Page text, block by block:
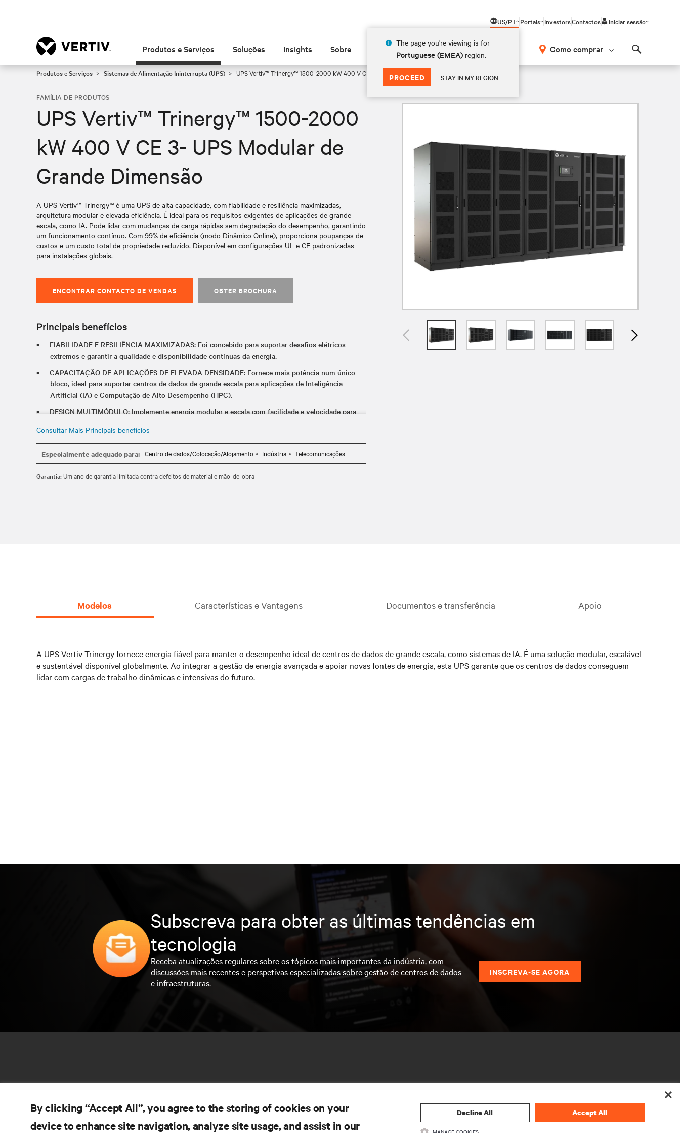
US/PT
The page you're viewing is for
Portuguese (EMEA) region.
PROCEED STAY IN MY REGION
Portals InvestorsContactos Iniciar sessão
Produtos e Serviços Soluções Insights Sobre Como comprar
Produtos e Serviços Sistemas de Alimentação Ininterrupta (UPS) UPS Vertiv™ Trinergy™ 1500-2000 kW 400 V CE 3- UPS Modular de Grande Dimensão
FAMÍLIA DE PRODUTOS
UPS Vertiv™ Trinergy™ 1500-2000
kW 400 V CE 3- UPS Modular de
Grande Dimensão
A UPS Vertiv™ Trinergy™ é uma UPS de alta capacidade, com fiabilidade e resiliência maximizadas,
arquitetura modular e elevada eficiência. É ideal para os requisitos exigentes de aplicações de grande
escala, como IA. Pode lidar com mudanças de carga rápidas sem degradação do desempenho, garantindo
um funcionamento contínuo. Com 99% de eficiência (modo Dinâmico Online), proporciona poupanças de
custos e um custo total de propriedade reduzido. Disponível em configurações UL e CE padronizadas
para instalações globais.
ENCONTRAR CONTACTO DE VENDAS OBTER BROCHURA
Principais benefícios
FIABILIDADE E RESILIÊNCIA MAXIMIZADAS: Foi concebido para suportar desafios elétricos
extremos e garantir a qualidade e disponibilidade contínuas da energia.
CAPACITAÇÃO DE APLICAÇÕES DE ELEVADA DENSIDADE: Fornece mais potência num único
bloco, ideal para suportar centros de dados de grande escala para aplicações de Inteligência
Artificial (IA) e Computação de Alto Desempenho (HPC).
DESIGN MULTIMÓDULO: Implemente energia modular e escala com facilidade e velocidade para
e alimentação de reserva, tais como iões de lítio e níquel-zinco.
AUMENTO DA EFICIÊNCIA: Com até 99% de eficiência no modo online dinâmico, combina
disponibilidade contínua e poupança de custos.
Consultar Mais Principais benefícios
Especialmente adequado para: Centro de dados/Colocação/Alojamento Indústria Telecomunicações
Garantia: Um ano de garantia limitada contra defeitos de material e mão-de-obra
Modelos Características e Vantagens Documentos e transferência Apoio
A UPS Vertiv Trinergy fornece energia fiável para manter o desempenho ideal de centros de dados de grande escala, como sistemas de IA. É uma solução modular, escalável
e sustentável disponível globalmente. Ao integrar a gestão de energia avançada e apoiar novas fontes de energia, esta UPS garante que os centros de dados conseguem
lidar com cargas de trabalho dinâmicas e intensivas do futuro.
Subscreva para obter as últimas tendências em
tecnologia
Receba atualizações regulares sobre os tópicos mais importantes da indústria, com
discussões mais recentes e perspetivas especializadas sobre gestão de centros de dados
e infraestruturas.
INSCREVA-SE AGORA
By clicking “Accept All”, you agree to the storing of cookies on your
device to enhance site navigation, analyze site usage, and assist in our
Decline All Accept All